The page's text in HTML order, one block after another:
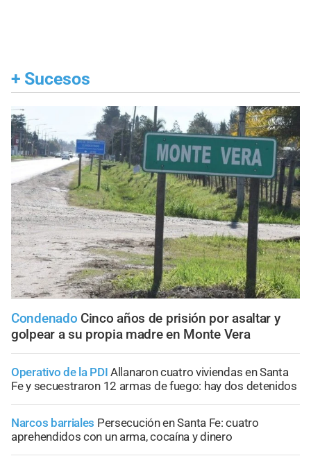
+ Sucesos
Condenado Cinco años de prisión por asaltar y
golpear a su propia madre en Monte Vera
Operativo de la PDI Allanaron cuatro viviendas en Santa
Fe y secuestraron 12 armas de fuego: hay dos detenidos
Narcos barriales Persecución en Santa Fe: cuatro
aprehendidos con un arma, cocaína y dinero